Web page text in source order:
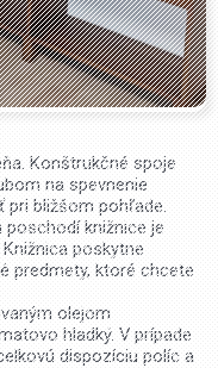
Konštrukčné spoje
na spevnenie
pri bližšom pohľade.
poschodí knižnice je
poskytne
predmety, ktoré chcete
olejom
hladký. V prípade
dispozíciu políc a